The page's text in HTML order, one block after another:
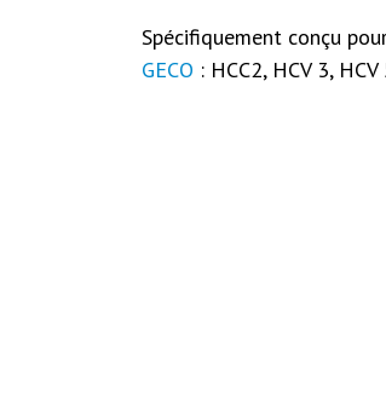
Spécifiquement conçu
GECO : HCC2, HCV 3,